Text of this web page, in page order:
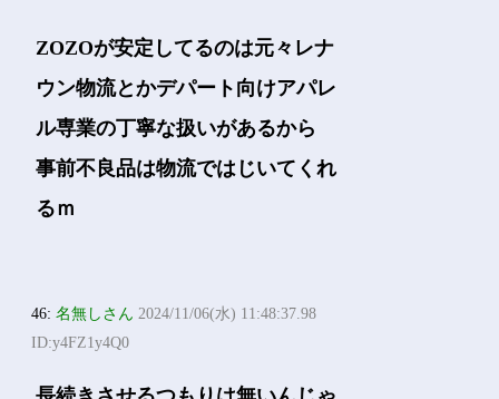
ZOZOが安定してるのは元々レナ
ウン物流とかデパート向けアパレ
ル専業の丁寧な扱いがあるから
事前不良品は物流ではじいてくれ
るｍ
46:名無しさん 2024/11/06(水) 11:48:37.98
ID:y4FZ1y4Q0